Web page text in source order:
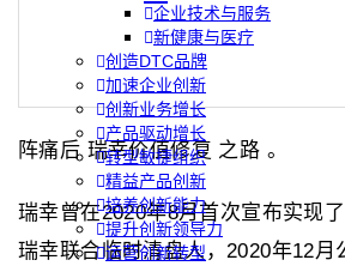
企业技术与服务
新健康与医疗
创造DTC品牌
加速企业创新
创新业务增长
产品驱动增长
转型敏捷组织
精益产品创新
培养创新能力
提升创新领导力
运营创新转型
阵痛后 瑞幸价值修复 之路 。
瑞幸曾在2020年8月首次宣布实现
瑞幸联合临时清盘人，2020年12月